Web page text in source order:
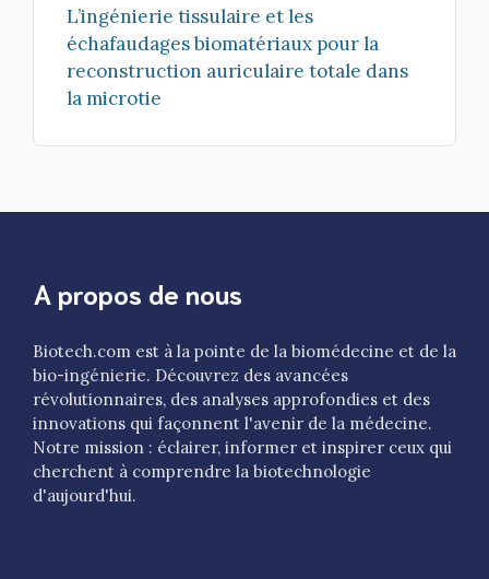
L’ingénierie tissulaire et les
échafaudages biomatériaux pour la
reconstruction auriculaire totale dans
la microtie
A propos de nous
Biotech.com est à la pointe de la biomédecine et de la
bio-ingénierie. Découvrez des avancées
révolutionnaires, des analyses approfondies et des
innovations qui façonnent l'avenir de la médecine.
Notre mission : éclairer, informer et inspirer ceux qui
cherchent à comprendre la biotechnologie
d'aujourd'hui.